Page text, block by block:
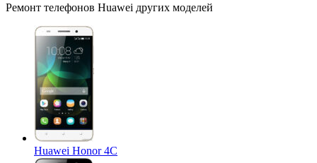
Ремонт телефонов Huawei других моделей
Huawei Honor 4C